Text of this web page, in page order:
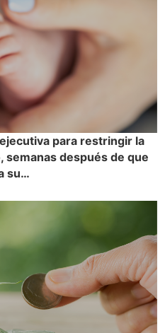
para restringir la
semanas después de que
su…